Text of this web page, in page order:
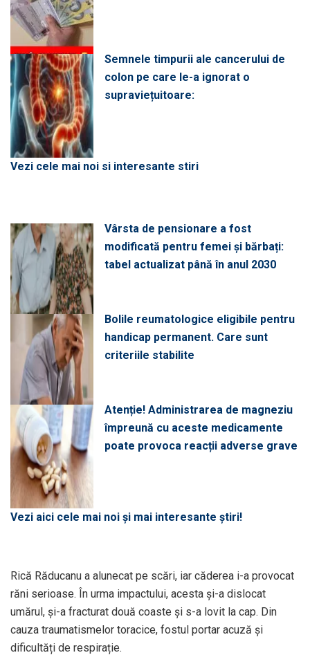
Semnele timpurii ale cancerului de
colon pe care le-a ignorat o
supraviețuitoare:
Vezi cele mai noi si interesante stiri
Vârsta de pensionare a fost
modificată pentru femei și bărbați:
tabel actualizat până în anul 2030
Bolile reumatologice eligibile pentru
handicap permanent. Care sunt
criteriile stabilite
Atenție! Administrarea de magneziu
împreună cu aceste medicamente
poate provoca reacții adverse grave
Vezi aici cele mai noi și mai interesante știri!
Rică Răducanu a alunecat pe scări, iar căderea i-a provocat
răni serioase. În urma impactului, acesta și-a dislocat
umărul, și-a fracturat două coaste și s-a lovit la cap. Din
cauza traumatismelor toracice, fostul portar acuză și
dificultăți de respirație.